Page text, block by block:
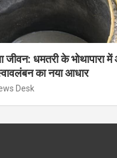
धमतरी के भोथापारा में
का नया आधार
Desk